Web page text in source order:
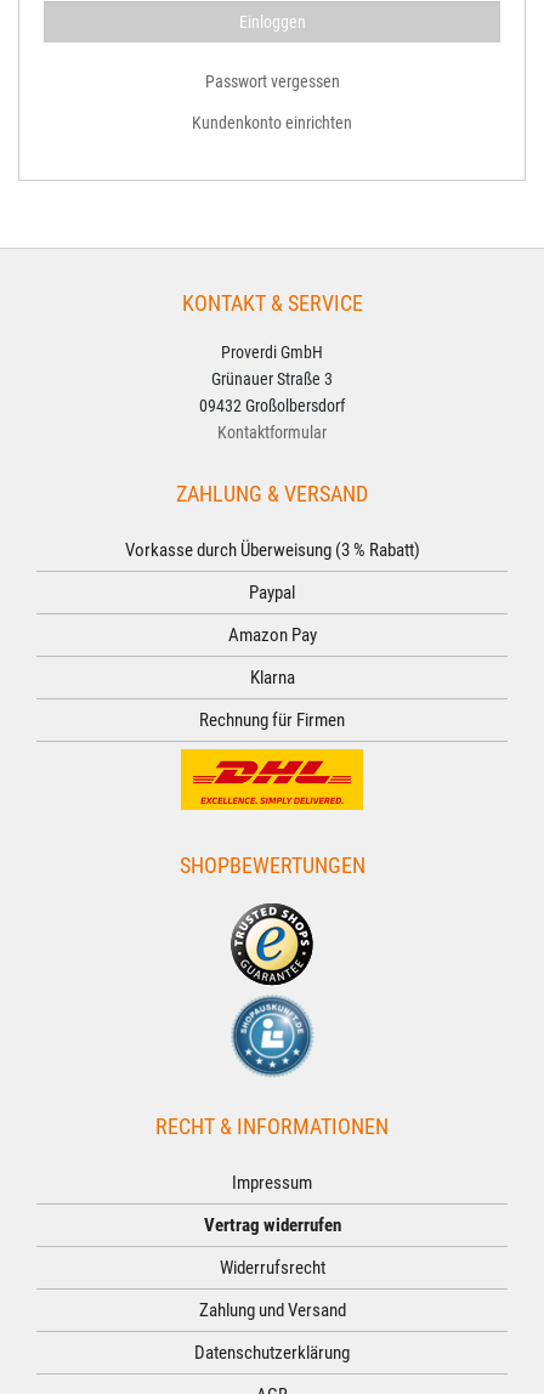
Passwort vergessen
Kundenkonto einrichten
KONTAKT & SERVICE
Proverdi GmbH
Grünauer Straße 3
09432 Großolbersdorf
Kontaktformular
ZAHLUNG & VERSAND
Vorkasse durch Überweisung (3 % Rabatt)
Paypal
Amazon Pay
Klarna
Rechnung für Firmen
SHOPBEWERTUNGEN
RECHT & INFORMATIONEN
Impressum
Vertrag widerrufen
Widerrufsrecht
Zahlung und Versand
Datenschutzerklärung